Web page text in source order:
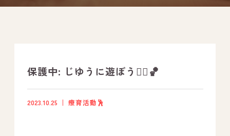
自己評価表
社内行事
保護中: じゆうに遊ぼう🤸‍♀️🏀
2023.10.25 療育活動🕺